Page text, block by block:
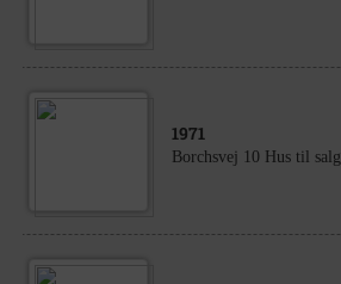
1971
Borchsvej 10 Hus til salg